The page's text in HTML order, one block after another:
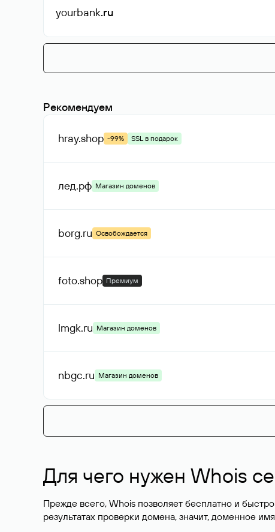
yourbank.ru
Рекомендуем
hray.shop -99% SSL в подарок
лед.рф Магазин доменов
borg.ru Освобождается
foto.shop Премиум
lmgk.ru Магазин доменов
nbgc.ru Магазин доменов
Для чего нужен Whois
Прежде всего, Whois позволяет бесплатно и
результатах проверки домена, значит, доменное